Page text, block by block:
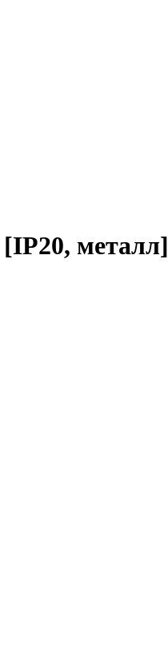
металл]